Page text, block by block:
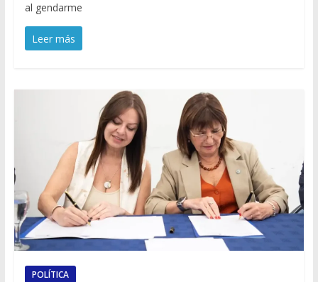
al gendarme
Leer más
POLÍTICA